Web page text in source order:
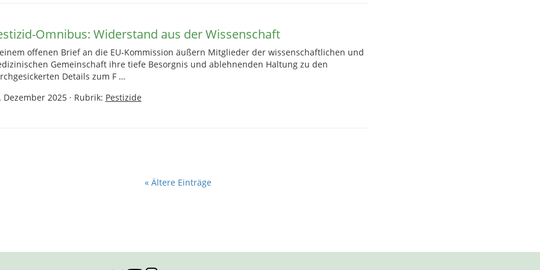
Omnibus: Widerstand aus der Wissenschaft
offenen Brief an die EU-Kommission äußern Mitglieder der wissenschaftlichen und
Gemeinschaft ihre tiefe Besorgnis und ablehnenden Haltung zu den
Details zum F …
Dezember 2025· Rubrik: Pestizide
« Ältere Einträge